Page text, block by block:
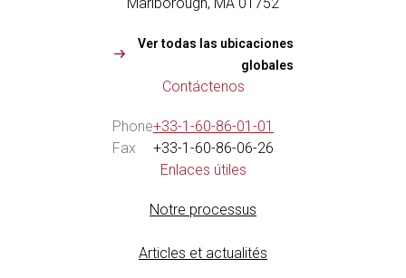
Ver todas las ubicaciones
globales
Contáctenos
Phone+33-1-60-86-01-01
Fax
+33-1-60-86-06-26
Enlaces útiles
Notre processus
Articles et actualités